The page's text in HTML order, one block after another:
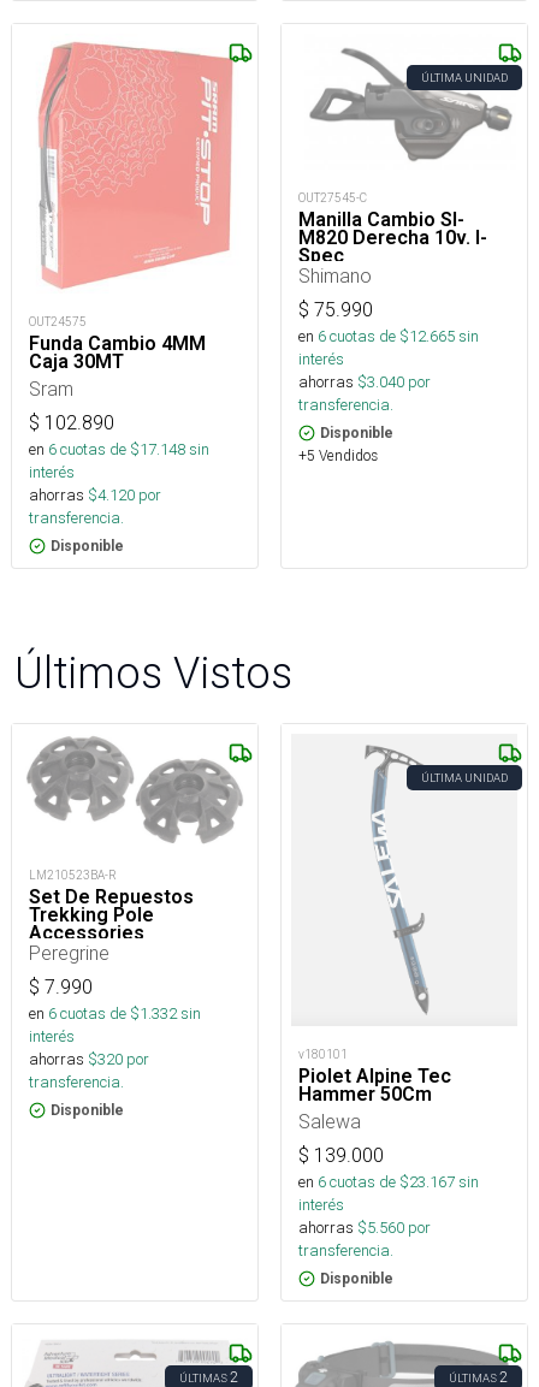
OUT24575
Funda Cambio 4MM
Caja 30MT
Sram
$ 102.890
en 6cuotas de $17.148sin
interés
ahorras $4.120 por
transferencia.
Disponible
ÚLTIMA UNIDAD
OUT27545-C
Manilla Cambio Sl-
M820 Derecha 10v. I-
Spec
Shimano
$ 75.990
en 6cuotas de $12.665sin
interés
ahorras $3.040 por
transferencia.
Disponible
+5 Vendidos
Últimos Vistos
LM210523BA-R
Set De Repuestos
Trekking Pole
Accessories
Peregrine
$ 7.990
en 6cuotas de $1.332sin
interés
ahorras $320 por
transferencia.
Disponible
ÚLTIMA UNIDAD
v180101
Piolet Alpine Tec
Hammer 50Cm
Salewa
$ 139.000
en 6cuotas de $23.167sin
interés
ahorras $5.560 por
transferencia.
Disponible
ÚLTIMAS2 ÚLTIMAS2